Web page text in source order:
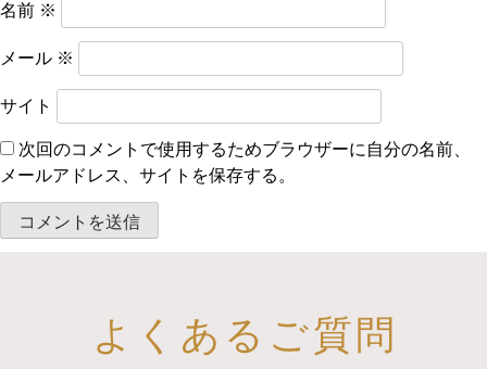
名前 ※
メール ※
サイト
次回のコメントで使用するためブラウザーに自分の名前、
メールアドレス、サイトを保存する。
よくあるご質問